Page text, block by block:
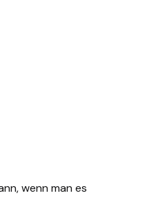
wenn man es